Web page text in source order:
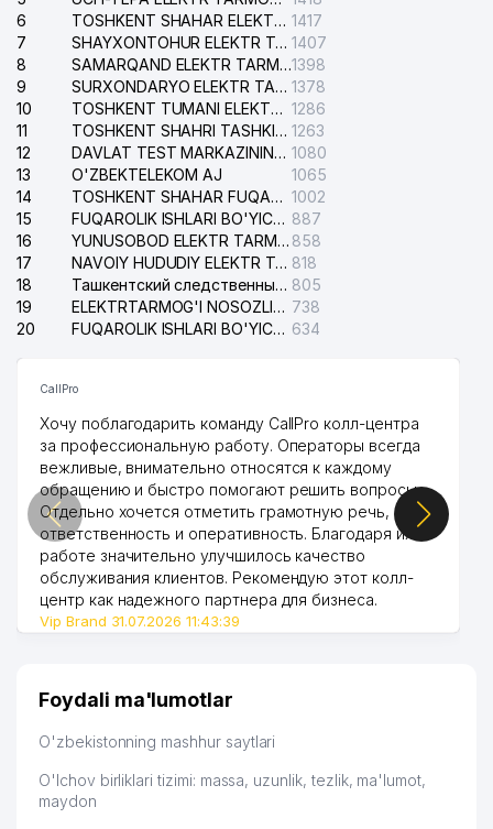
6
TOSHKENT SHAHAR ELEKTR TARMOQLARI KORXONASI AJ 1417
7
SHAYXONTOHUR ELEKTR TARMOG'I NOSOZLIKLARINI TUZATISH XIZMATI 1407
8
SAMARQAND ELEKTR TARMOQLARI AJ1398
9
SURXONDARYO ELEKTR TARMOQLARI AJ 1378
10
TOSHKENT TUMANI ELEKTR TARMOG'I AVARIYA XIZMATI 1286
11
TOSHKENT SHAHRI TASHKILOT TELEFONLARI HAQIDA MA'LUMOT BYUROSI 1263
12
DAVLAT TEST MARKAZINING ISHONCH TELEFONLARI 1080
13
O'ZBEKTELEKOM AJ
1065
14
TOSHKENT SHAHAR FUQAROLIK ISHLARI BO'YICHA SUDI 1002
15
FUQAROLIK ISHLARI BO'YICHA YAKKASAROY TUMANLARARO SUDI 887
16
YUNUSOBOD ELEKTR TARMOG'I NOSOZLIKLARI XIZMATI 858
17
NAVOIY HUDUDIY ELEKTR TARMOQLARI KORXONASI AJ 818
18
Ташкентский следственный изолятор 805
19
ELEKTRTARMOG'I NOSOZLIKLARINI TO'ZATISH SERGELI XIZMATI 738
20
FUQAROLIK ISHLARI BO'YICHA UCH-TEPA TUMANI SUDI 634
CallPro
Хочу поблагодарить команду CallPro колл-центра
за профессиональную работу. Операторы всегда
вежливые, внимательно относятся к каждому
обращению и быстро помогают решить вопросы.
Отдельно хочется отметить грамотную речь,
ответственность и оперативность. Благодаря их
работе значительно улучшилось качество
обслуживания клиентов. Рекомендую этот колл-
центр как надежного партнера для бизнеса.
Vip Brand 31.07.2026 11:43:39
Foydali ma'lumotlar
O'zbekistonning mashhur saytlari
O'lchov birliklari tizimi: massa, uzunlik, tezlik, ma'lumot,
maydon